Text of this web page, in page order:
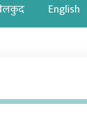
English